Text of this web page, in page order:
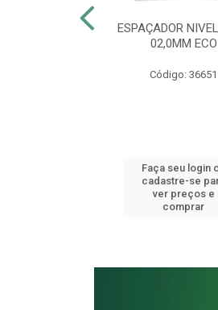
ESPAÇADOR
02,0MM ECO
Código: 36651
Faça seu login
cadastre-se
ver preços e
comprar